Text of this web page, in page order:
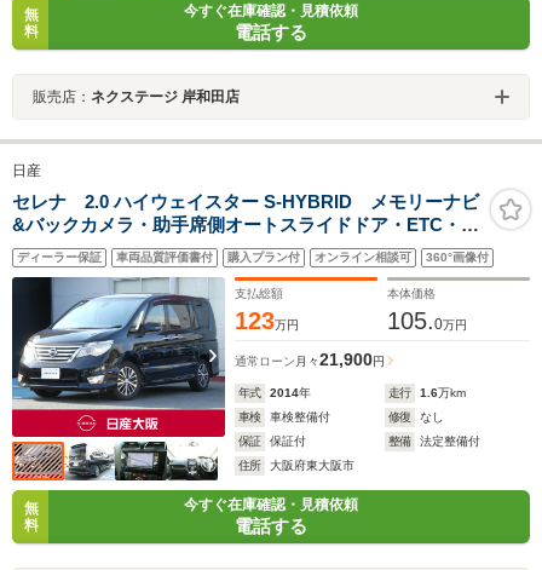
無
料
今すぐ在庫確認・見積依頼
電話する
販売店： ネクステージ 岸和田店
日産
セレナ 2.0 ハイウェイスター S-HYBRID メモリーナビ
&バックカメラ・助手席側オートスライドドア・ETC・デ
ュアルエアコン
ディーラー保証 車両品質評価書付 購入プラン付 オンライン相談可 360°画像付
支払総額
123万円
本体価格
105.0万円
通常ローン 月々21,900円
年式 2014年 走行 1.6万km
車検
車検整備付 修復
なし
保証
保証付 整備
法定整備付
住所
大阪府東大阪市
無
料
今すぐ在庫確認・見積依頼
電話する